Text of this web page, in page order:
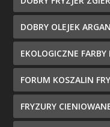
DOBRY OLEJEK
EKOLOGICZNE
FORUM KOSZALIN
FRYZURY